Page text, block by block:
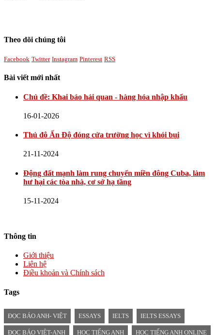
Theo dõi chúng tôi
Facebook Twitter Instagram Pinterest RSS
Bài viết mới nhất
Chủ đề: Khai báo hải quan - hàng hóa nhập khẩu
16-01-2026
Thủ đô Ấn Độ đóng cửa trường học vì khói bụi
21-11-2024
Động đất mạnh làm rung chuyển miền đông Cuba, làm
hư hại các tòa nhà, cơ sở hạ tầng
15-11-2024
Thông tin
Giới thiệu
Liên hệ
Điều khoản và Chính sách
Tags
ĐỌC BÁO ANH- VIỆT ESSAYS IELTS IELTS ESSAYS
ĐỌC BÁO VIỆT-ANH HỌC TIẾNG ANH HỌC TIẾNG ANH ONLINE